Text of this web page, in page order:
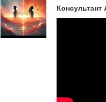
Консультант